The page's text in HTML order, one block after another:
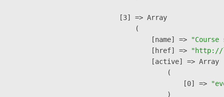
    [3] => Array
        (
            [name] =>
            [href] =>
"http://
            [active] => Array
                (
                    [0] =>
                )